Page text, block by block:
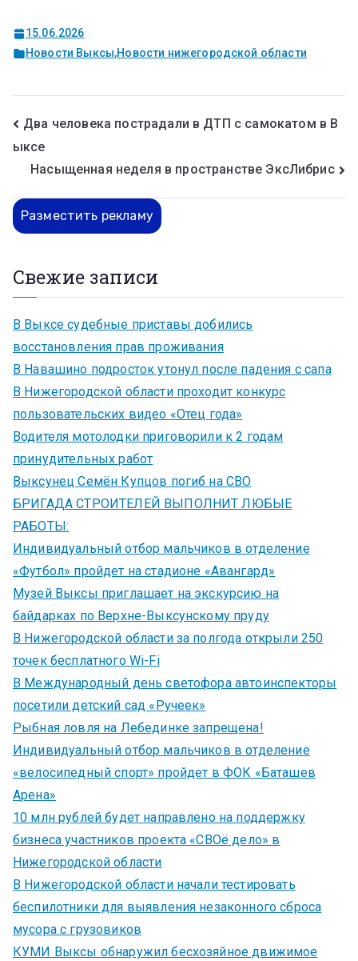
15.06.2026
Новости Выксы,Новости нижегородской области
Два человека пострадали в ДТП с самокатом в В
ыксе
Насыщенная неделя в пространстве ЭксЛибрис
Разместить рекламу
Свежие записи
В Выксе судебные приставы добились
восстановления прав проживания
В Навашино подросток утонул после падения с сапа
В Нижегородской области проходит конкурс
пользовательских видео «Отец года»
Водителя мотолодки приговорили к 2 годам
принудительных работ
Выксунец Семён Купцов погиб на СВО
БРИГАДА СТРОИТЕЛЕЙ ВЫПОЛНИТ ЛЮБЫЕ
РАБОТЫ:
Индивидуальный отбор мальчиков в отделение
«Футбол» пройдет на стадионе «Авангард»
Музей Выксы приглашает на экскурсию на
байдарках по Верхне-Выксунскому пруду
В Нижегородской области за полгода открыли 250
точек бесплатного Wi-Fi
В Международный день светофора автоинспекторы
посетили детский сад «Ручеек»
Рыбная ловля на Лебединке запрещена!
Индивидуальный отбор мальчиков в отделение
«велосипедный спорт» пройдет в ФОК «Баташев
Арена»
10 млн рублей будет направлено на поддержку
бизнеса участников проекта «СВОё дело» в
Нижегородской области
В Нижегородской области начали тестировать
беспилотники для выявления незаконного сброса
мусора с грузовиков
КУМИ Выксы обнаружил бесхозяйное движимое